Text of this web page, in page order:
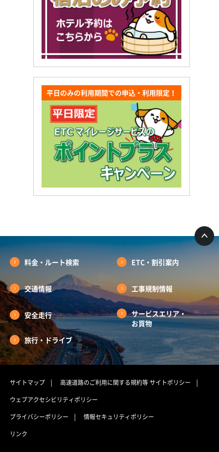
平日のみの利用期間での申込・利用限定！
料金・ルート検索 ETC・割引案内
交通情報 工事規制情報
安全走行
サービスエリア・
お買物
旅行・ドライブ
サイトマップ 高速道路のご利用に関する規約等サイトポリシー
ウェブアクセシビリティポリシー
プライバシーポリシー
情報セキュリティポリシー
リンク